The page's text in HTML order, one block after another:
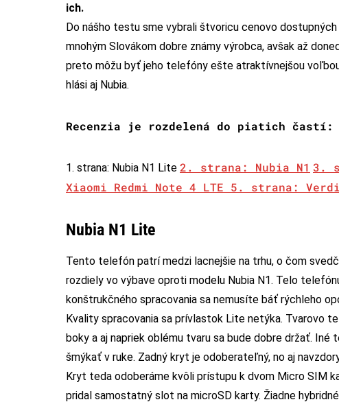
ich.
Do nášho testu sme vybrali štvoricu cenovo
mnohým Slovákom dobre známy výrobca, avšak až
preto môžu byť jeho telefóny ešte atraktívnejšou
hlási aj Nubia.
Recenzia je rozdelená do piatich častí:
1. strana: Nubia N1 Lite 2. strana: Nubia N1 3.
Xiaomi Redmi Note 4 LTE 5. strana:
Nubia N1 Lite
Tento telefón patrí medzi lacnejšie na trhu, o čom
rozdiely vo výbave oproti modelu Nubia N1. Telo
konštrukčného spracovania sa nemusíte báť rýchleho
Kvality spracovania sa prívlastok Lite netýka. Tvarovo
boky a aj napriek oblému tvaru sa bude dobre držať.
šmýkať v ruke. Zadný kryt je odoberateľný, no aj
Kryt teda odoberáme kvôli prístupu k dvom Micro SIM
pridal samostatný slot na microSD karty. Žiadne